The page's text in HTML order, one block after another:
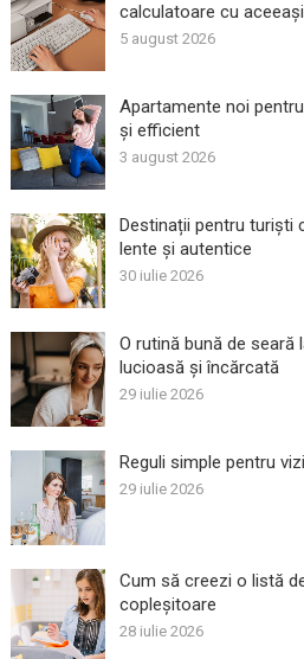
calculatoare cu
5 august 2026
Apartamente noi
și efficient
3 august 2026
Destinații pentru turiști
lente și autentice
30 iulie 2026
O rutină bună de seară
lucioasă și încărcată
29 iulie 2026
Reguli simple pentru
29 iulie 2026
Cum să creezi o listă
copleșitoare
28 iulie 2026